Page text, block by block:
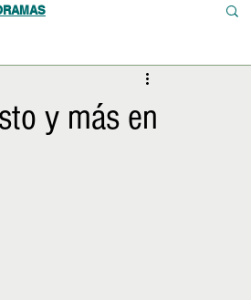
ENTREVISTAS
y más en